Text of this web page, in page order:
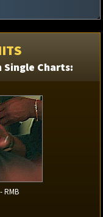
Charts:
RMB